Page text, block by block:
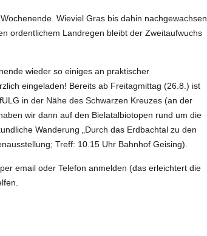
Wieviel Gras bis dahin nachgewachsen
ordentlichem Landregen bleibt der Zweitaufwuchs
wieder so einiges an praktischer
eingeladen! Bereits ab Freitagmittag (26.8.) ist
in der Nähe des Schwarzen Kreuzes (an der
wir dann auf den Bielatalbiotopen rund um die
Wanderung „Durch das Erdbachtal zu den
Treff: 10.15 Uhr Bahnhof Geising).
email oder Telefon anmelden (das erleichtert die